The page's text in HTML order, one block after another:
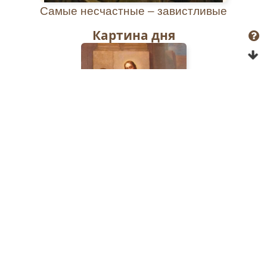
да пода́ст твои́ми моли́твами ми́р и
в моли́тве, и́ноком подкрепле́ние на пути́
соверше́нства в по́двизех смире́ния и
послуша́ния, вдови́цам и сирота́м
заступле́ние, немощны́м подкрепле́ние,
Самые несчастные – завистливые
Картина дня